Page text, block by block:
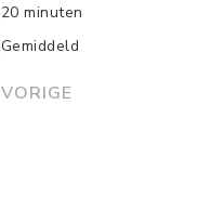
20 minuten
Gemiddeld
VORIGE